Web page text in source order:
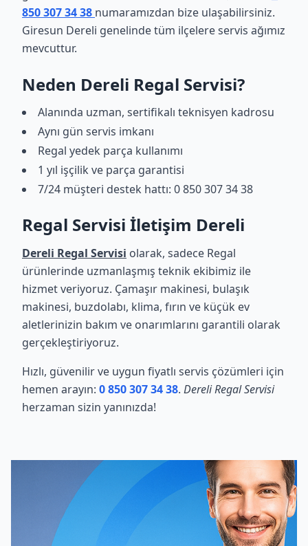
850 307 34 38 numaramızdan bize ulaşabilirsiniz.
Giresun Dereli genelinde tüm ilçelere servis ağımız
mevcuttur.
Neden Dereli Regal Servisi?
Alanında uzman, sertifikalı teknisyen kadrosu
Aynı gün servis imkanı
Regal yedek parça kullanımı
1 yıl işçilik ve parça garantisi
7/24 müşteri destek hattı: 0 850 307 34 38
Regal Servisi İletişim Dereli
Dereli Regal Servisi olarak, sadece Regal
ürünlerinde uzmanlaşmış teknik ekibimiz ile
hizmet veriyoruz. Çamaşır makinesi, bulaşık
makinesi, buzdolabı, klima, fırın ve küçük ev
aletlerinizin bakım ve onarımlarını garantili olarak
gerçekleştiriyoruz.
Hızlı, güvenilir ve uygun fiyatlı servis çözümleri için
hemen arayın: 0 850 307 34 38. Dereli Regal Servisi
herzaman sizin yanınızda!